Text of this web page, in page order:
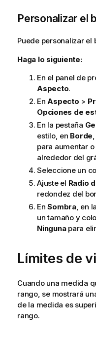
Personalizar el
Puede personalizar
Haga lo siguiente:
En el panel de
Aspecto.
EnAspecto >
Opciones de
En la pestaña
estilo, en Borde
para aumentar
alrededor del
Seleccione un
Ajuste el Radio
redondez del
EnSombra, en
un tamaño y
Ningunapara
Límites de
Cuando una medida
rango, se mostrará
de la medida es
rango.